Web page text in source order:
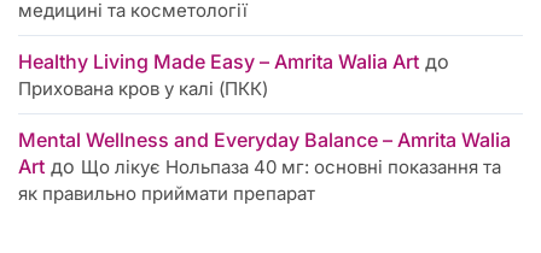
медицині та косметології
Healthy Living Made Easy – Amrita Walia Art до
Прихована кров у калі (ПКК)
Mental Wellness and Everyday Balance – Amrita Walia
Art до Що лікує Нольпаза 40 мг: основні показання та
як правильно приймати препарат